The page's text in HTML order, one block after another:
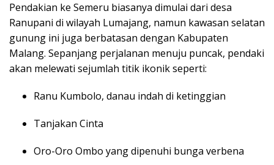
Pendakian ke Semeru biasanya dimulai dari desa
Ranupani di wilayah Lumajang, namun kawasan selatan
gunung ini juga berbatasan dengan Kabupaten
Malang. Sepanjang perjalanan menuju puncak, pendaki
akan melewati sejumlah titik ikonik seperti:
Ranu Kumbolo, danau indah di ketinggian
Tanjakan Cinta
Oro-Oro Ombo yang dipenuhi bunga verbena